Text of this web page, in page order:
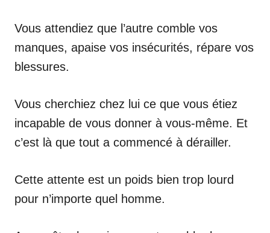
Vous attendiez que l’autre comble vos
manques, apaise vos insécurités, répare vos
blessures.
Vous cherchiez chez lui ce que vous étiez
incapable de vous donner à vous-même. Et
c’est là que tout a commencé à dérailler.
Cette attente est un poids bien trop lourd
pour n’importe quel homme.